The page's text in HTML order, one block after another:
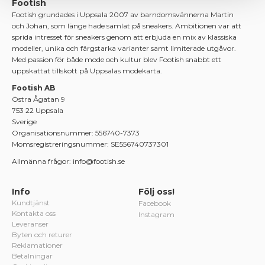
Footish
Footish grundades i Uppsala 2007 av barndomsvännerna Martin
och Johan, som länge hade samlat på sneakers. Ambitionen var att
sprida intresset för sneakers genom att erbjuda en mix av klassiska
modeller, unika och färgstarka varianter samt limiterade utgåvor.
Med passion för både mode och kultur blev Footish snabbt ett
uppskattat tillskott på Uppsalas modekarta.
Footish AB
Östra Ågatan 9
753 22 Uppsala
Sverige
Organisationsnummer: 556740-7373
Momsregistreringsnummer: SE556740737301
Allmänna frågor: info@footish.se
Info
Kundtjänst
Kontakta oss
Leveranser
Byten och returer
Reklamationer
Betalningar
Följ oss!
Facebook
Instagram